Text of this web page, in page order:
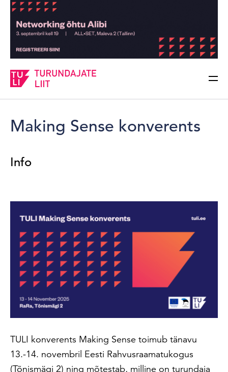
Sisesta märksõna
Making Sense konverents
Info
TULI konverents Making Sense toimub tänavu
13.-14. novembril Eesti Rahvusraamatukogus
(Tõnismägi 2) ning mõtestab, milline on turundaja